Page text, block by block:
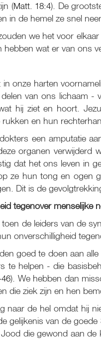
(Matt. 18:4). De
in de hemel ze snel
we het voor
hebben wat er van ons
in onze harten
van ons lichaam -
hij ziet en hoort.
en hun
een amputatie
organen verwijderd
dat het ons leven in
ze hun tong en ogen
Dit is de
tegenover menselijke
de leiders van de
onverschilligheid
goed te doen aan
te helpen - die
). We hebben dan
die ziek zijn en hen
naar de hel omdat hij
gelijkenis van de
die gewond aan de